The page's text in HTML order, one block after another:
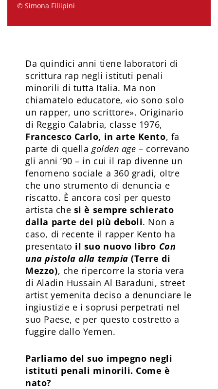
© Simona Filiipini
Da quindici anni tiene laboratori di
scrittura rap negli istituti penali
minorili di tutta Italia. Ma non
chiamatelo educatore, «io sono solo
un rapper, uno scrittore». Originario
di Reggio Calabria, classe 1976,
Francesco Carlo, in arte Kento, fa
parte di quella golden age – correvano
gli anni ’90 – in cui il rap divenne un
fenomeno sociale a 360 gradi, oltre
che uno strumento di denuncia e
riscatto. È ancora così per questo
artista che si è sempre schierato
dalla parte dei più deboli. Non a
caso, di recente il rapper Kento ha
presentato il suo nuovo libro Con
una pistola alla tempia(Terre di
Mezzo), che ripercorre la storia vera
di Aladin Hussain Al Baraduni, street
artist yemenita deciso a denunciare le
ingiustizie e i soprusi perpetrati nel
suo Paese, e per questo costretto a
fuggire dallo Yemen.
Parliamo del suo impegno negli
istituti penali minorili. Come è
nato?